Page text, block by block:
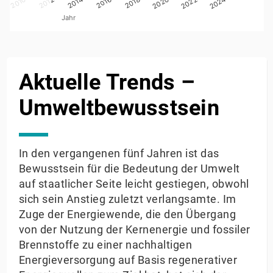
Jahr
Aktuelle Trends –
Umweltbewusstsein
In den vergangenen fünf Jahren ist das
Bewusstsein für die Bedeutung der Umwelt
auf staatlicher Seite leicht gestiegen, obwohl
sich sein Anstieg zuletzt verlangsamte. Im
Zuge der Energiewende, die den Übergang
von der Nutzung der Kernenergie und fossiler
Brennstoffe zu einer nachhaltigen
Energieversorgung auf Basis regenerativer